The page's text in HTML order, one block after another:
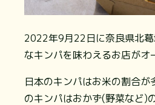
2022年9月22日に奈良県北
なキンパを味わえるお店がオ
日本のキンパはお米の割合が
のキンパはおかず(野菜など)